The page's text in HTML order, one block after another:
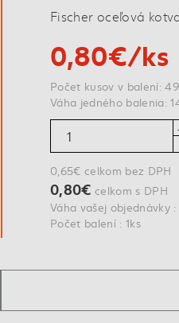
Fischer oceľová
0,80€/ks
Počet kusov v balení:
Váha jedného balenia:
0,65€ celkom bez DPH
0,80€ celkom s DPH
Váha vašej objednávky
Počet balení : 1ks